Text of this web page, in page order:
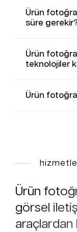
Ürün
süre
Ürün
teknolojiler
Ürün
Ürün
görsel
araçlardan